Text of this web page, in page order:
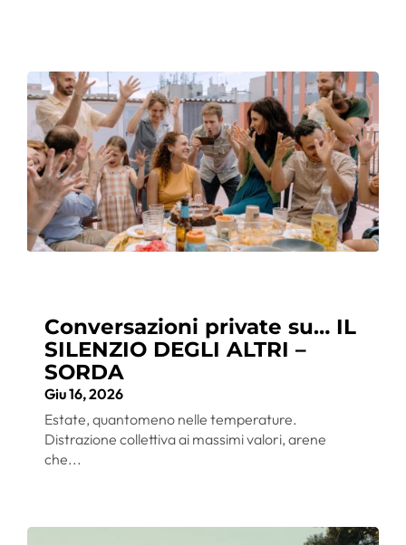
Conversazioni private su… IL
SILENZIO DEGLI ALTRI –
SORDA
Giu 16, 2026
Estate, quantomeno nelle temperature.
Distrazione collettiva ai massimi valori, arene
che...